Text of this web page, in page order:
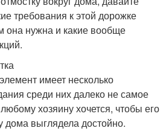
требования к этой дорожке
она нужна и какие вообще
имеет несколько
среди них далеко не самое
хозяину хочется, чтобы его
дома выглядела достойно.